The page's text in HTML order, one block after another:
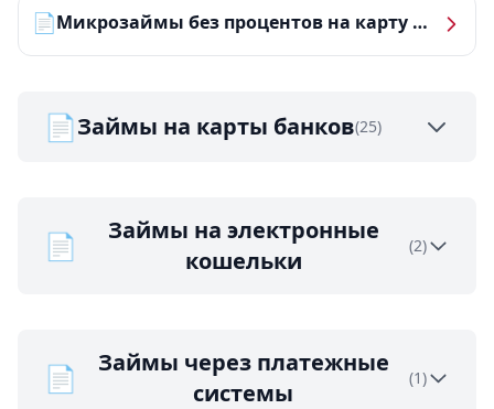
📄 Микрозаймы без процентов на карту — ТОП-10 за 2026 год
📄Займы на карты банков(25)
📄
Займы на электронные
кошельки
(2)
📄
Займы через платежные
системы
(1)